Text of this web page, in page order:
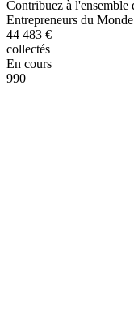
Contribuez à l'ensemble
Entrepreneurs du
44 483 €
collectés
En cours
990